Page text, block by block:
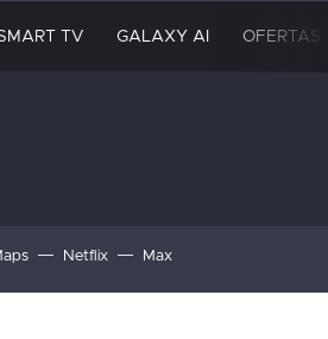
TV GALAXY AI OFERTAS
Netflix Max